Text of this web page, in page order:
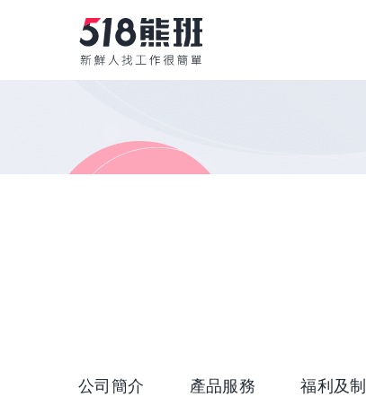
公司簡介 產品服務 福利及